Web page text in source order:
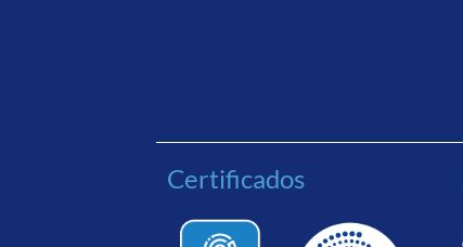
Certificados